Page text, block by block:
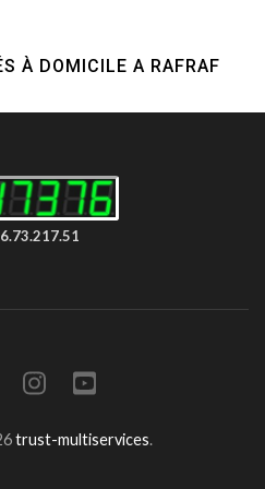
À DOMICILE A RAFRAF
trust-multiservices.